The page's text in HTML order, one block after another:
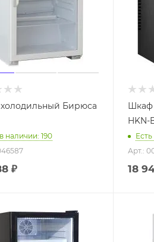
Бирюса
наличии: 190
₽
Шкаф
HKN-
Арт.:
18